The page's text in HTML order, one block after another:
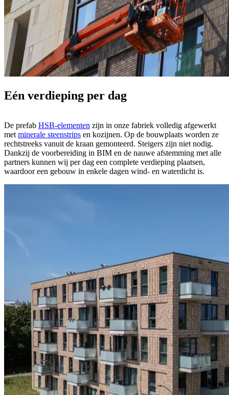
Eén verdieping per dag
De prefab HSB-elementen zijn in onze fabriek volledig afgewerkt
metminerale steenstrips en kozijnen. Op de bouwplaats worden ze
rechtstreeks vanuit de kraan gemonteerd. Steigers zijn niet nodig.
Dankzij de voorbereiding in BIM en de nauwe afstemming met alle
partners kunnen wij per dag een complete verdieping plaatsen,
waardoor een gebouw in enkele dagen wind- en waterdicht is.